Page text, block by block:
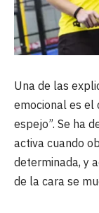
Una de las
emocional es el
espejo”. Se ha
activa cuando
determinada, y
de la cara se